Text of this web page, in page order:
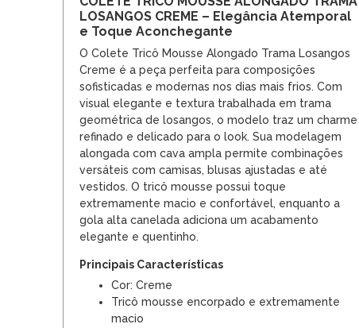
LOSANGOS CREME – Elegância Atemporal
e Toque Aconchegante
O Colete Tricô Mousse Alongado Trama Losangos
Creme é a peça perfeita para composições
sofisticadas e modernas nos dias mais frios. Com
visual elegante e textura trabalhada em trama
geométrica de losangos, o modelo traz um charme
refinado e delicado para o look. Sua modelagem
alongada com cava ampla permite combinações
versáteis com camisas, blusas ajustadas e até
vestidos. O tricô mousse possui toque
extremamente macio e confortável, enquanto a
gola alta canelada adiciona um acabamento
elegante e quentinho.
Principais Características
Cor: Creme
Tricô mousse encorpado e extremamente
macio